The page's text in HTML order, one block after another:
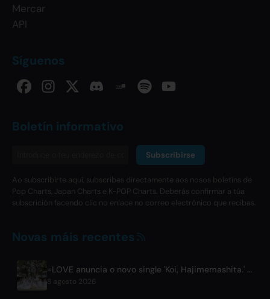
Mercar
API
Síguenos
Boletín informativo
Subscribirse
Ao subscribirte aquí, subscribes directamente aos nosos boletíns de
Pop Charts, Japan Charts e K-POP Charts. Deberás confirmar a túa
subscrición facendo clic no enlace no correo electrónico que recibas.
Novas máis recentes
=LOVE anuncia o novo single 'Koi, Hajimemashita.' e concertos no Tokyo Dome
8 agosto 2026